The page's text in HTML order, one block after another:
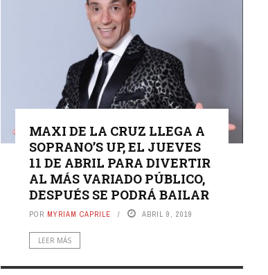
MAXI DE LA CRUZ LLEGA A
SOPRANO’S UP, EL JUEVES
11 DE ABRIL PARA DIVERTIR
AL MÁS VARIADO PÚBLICO,
DESPUÉS SE PODRÁ BAILAR
POR MYRIAM CAPRILE ABRIL 9, 2019
LEER MÁS